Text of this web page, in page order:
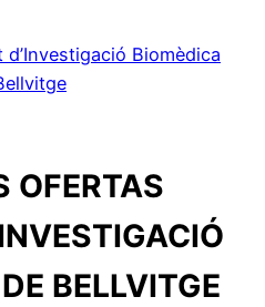
Biomèdica
OFERTAS
BELLVITGE